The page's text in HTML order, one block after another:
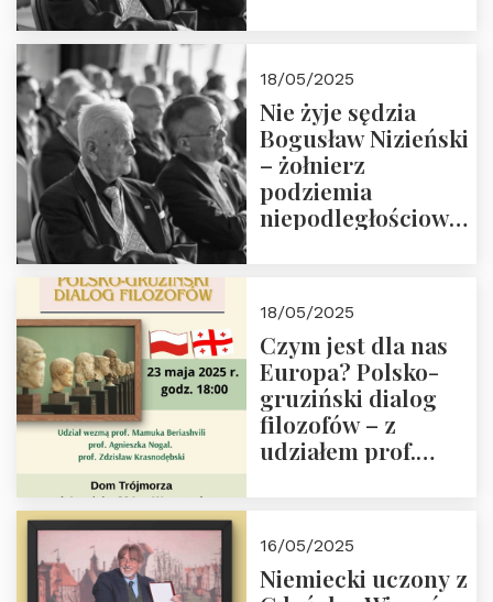
18/05/2025
Nie żyje sędzia
Bogusław Nizieński
– żołnierz
podziemia
niepodległościowego
społeczny, członek
Kapituły Nagrody
im. Prezydenta
Lecha
Kaczyńskiego.
Wielki autorytet.
18/05/2025
Czym jest dla nas
Europa? Polsko-
gruziński dialog
filozofów – z
udziałem prof.
Dom Trójmorza 23
maja 2025 r. godz.
16/05/2025
Niemiecki uczony z